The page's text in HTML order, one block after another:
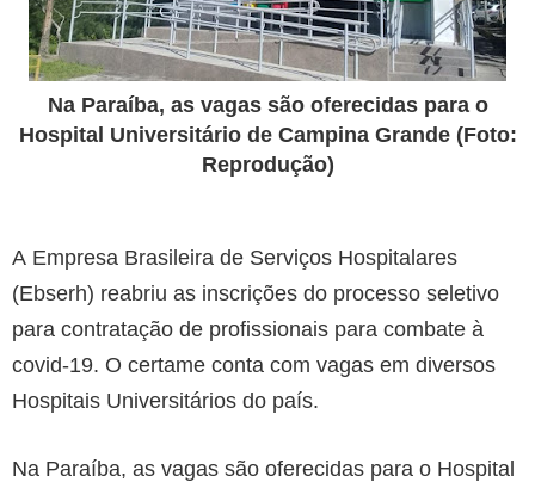
Na Paraíba, as vagas são oferecidas para o
Hospital Universitário de Campina Grande (Foto:
Reprodução)
A Empresa Brasileira de Serviços Hospitalares
(Ebserh) reabriu as inscrições do processo seletivo
para contratação de profissionais para combate à
covid-19. O certame conta com vagas em diversos
Hospitais Universitários do país.
Na Paraíba, as vagas são oferecidas para o Hospital